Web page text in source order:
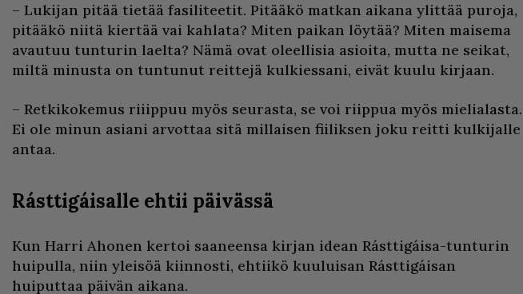
– Lukijan pitää tietää fasiliteetit. Pitääkö matkan aikana ylittää puroja,
pitääkö niitä kiertää vai kahlata? Miten paikan löytää? Miten maisema
avautuu tunturin laelta? Nämä ovat oleellisia asioita, mutta ne seikat,
miltä minusta on tuntunut reittejä kulkiessani, eivät kuulu kirjaan.
– Retkikokemus riiippuu myös seurasta, se voi riippua myös mielialasta.
Ei ole minun asiani arvottaa sitä millaisen fiiliksen joku reitti kulkijalle
antaa.
Rásttigáisalle ehtii päivässä
Kun Harri Ahonen kertoi saaneensa kirjan idean Rásttigáisa-tunturin
huipulla, niin yleisöä kiinnosti, ehtiikö kuuluisan Rásttigáisan
huiputtaa päivän aikana.